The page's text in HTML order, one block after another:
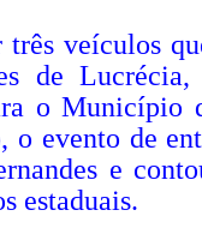
veículos
de
o Município
o evento de
e
estaduais.